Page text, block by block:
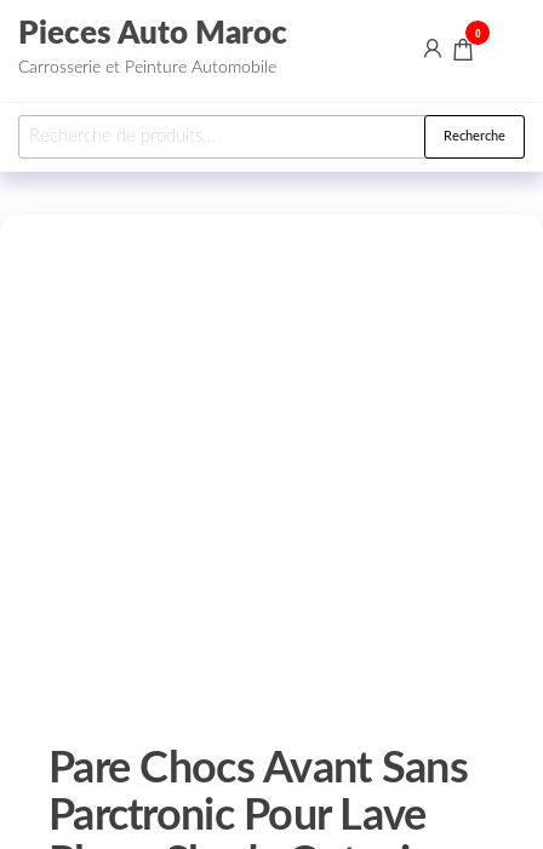
Aller au contenu
Pieces Auto Maroc
Carrosserie et Peinture Automobile
0
Recherche pour : Recherche
Pare Chocs Avant Sans
Parctronic Pour Lave